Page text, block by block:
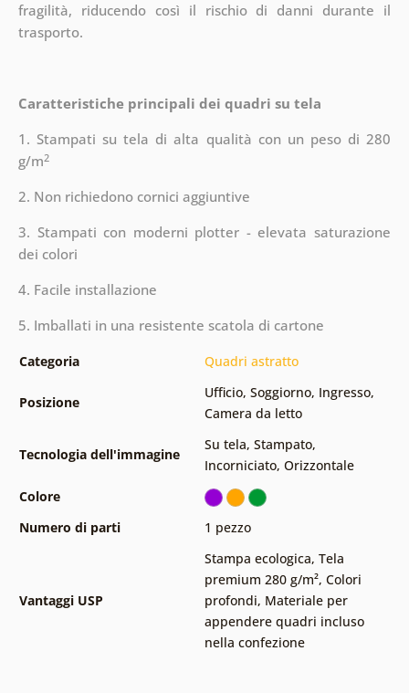
fragilità, riducendo così il rischio di danni durante il
trasporto.
Caratteristiche principali dei quadri su tela
1. Stampati su tela di alta qualità con un peso di 280
g/m2
2. Non richiedono cornici aggiuntive
3. Stampati con moderni plotter - elevata saturazione
dei colori
4. Facile installazione
5. Imballati in una resistente scatola di cartone
Categoria Quadri astratto
Posizione
Ufficio, Soggiorno, Ingresso,
Camera da letto
Tecnologia dell'immagine
Su tela, Stampato,
Incorniciato, Orizzontale
Colore
Numero di parti
1 pezzo
Vantaggi USP
Stampa ecologica, Tela
premium 280 g/m², Colori
profondi, Materiale per
appendere quadri incluso
nella confezione